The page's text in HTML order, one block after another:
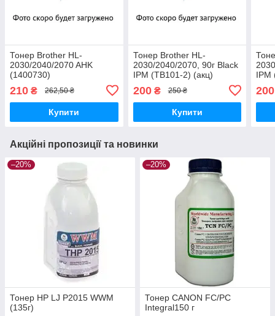
Тонер Brother HL-
2030/2040/2070 AHK
(1400730)
210 ₴ 262,50 ₴
Купити
Тонер Brother HL-
2030/2040/2070, 90г Black
IPM (TB101-2) (акц)
200₴ 250 ₴
Купити
IPM
200
Акційні пропозиції та новинки
–20%
Тонер HP LJ Р2015 WWM
(135г)
–20%
Тонер CANON FC/PC
Integral150 г